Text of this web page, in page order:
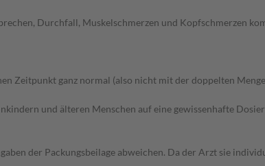
Durchfall, Muskelschmerzen und Kopfschmerzen
Zeitpunkt ganz normal (also nicht mit der doppelten
und älteren Menschen auf eine gewissenhafte
der Packungsbeilage abweichen. Da der Arzt sie